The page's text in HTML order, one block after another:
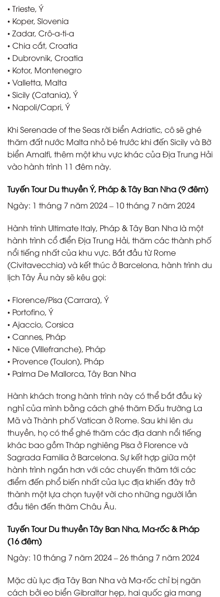
• Trieste, Ý
• Koper, Slovenia
• Zadar, Crô-a-ti-a
• Chia cắt, Croatia
• Dubrovnik, Croatia
• Kotor, Montenegro
• Valletta, Malta
• Sicily (Catania), Ý
• Napoli/Capri, Ý
Khi Serenade of the Seas rời biển Adriatic, cô sẽ ghé
thăm đất nước Malta nhỏ bé trước khi đến Sicily và Bờ
biển Amalfi, thêm một khu vực khác của Địa Trung Hải
vào hành trình 11 đêm này.
Tuyến Tour Du thuyền Ý, Pháp & Tây Ban Nha (9 đêm)
Ngày: 1 tháng 7 năm 2024 – 10 tháng 7 năm 2024
Hành trình Ultimate Italy, Pháp & Tây Ban Nha là một
hành trình cổ điển Địa Trung Hải, thăm các thành phố
nổi tiếng nhất của khu vực. Bắt đầu từ Rome
(Civitavecchia) và kết thúc ở Barcelona, hành trình du
lịch Tây Âu này sẽ kêu gọi:
• Florence/Pisa (Carrara), Ý
• Portofino, Ý
• Ajaccio, Corsica
• Cannes, Pháp
• Nice (Villefranche), Pháp
• Provence (Toulon), Pháp
• Palma De Mallorca, Tây Ban Nha
Hành khách trong hành trình này có thể bắt đầu kỳ
nghỉ của mình bằng cách ghé thăm Đấu trường La
Mã và Thành phố Vatican ở Rome. Sau khi lên du
thuyền, họ có thể ghé thăm các địa danh nổi tiếng
khác bao gồm Tháp nghiêng Pisa ở Florence và
Sagrada Familia ở Barcelona. Sự kết hợp giữa một
hành trình ngắn hơn với các chuyến thăm tới các
điểm đến phổ biến nhất của lục địa khiến đây trở
thành một lựa chọn tuyệt vời cho những người lần
đầu tiên đến thăm Châu Âu.
Tuyến Tour Du thuyền Tây Ban Nha, Ma-rốc & Pháp
(16 đêm)
Ngày: 10 tháng 7 năm 2024 – 26 tháng 7 năm 2024
Mặc dù lục địa Tây Ban Nha và Ma-rốc chỉ bị ngăn
cách bởi eo biển Gibraltar hẹp, hai quốc gia mang